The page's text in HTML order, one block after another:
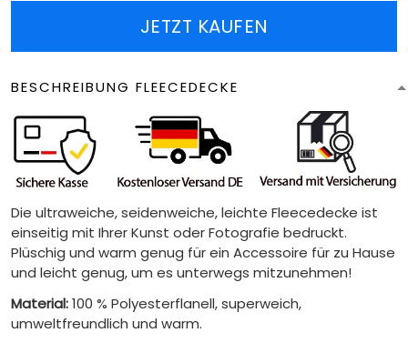
JETZT KAUFEN
BESCHREIBUNG FLEECEDECKE
Die ultraweiche, seidenweiche, leichte Fleecedecke ist
einseitig mit Ihrer Kunst oder Fotografie bedruckt.
Plüschig und warm genug für ein Accessoire für zu Hause
und leicht genug, um es unterwegs mitzunehmen!
Material:100 % Polyesterflanell, superweich,
umweltfreundlich und warm.